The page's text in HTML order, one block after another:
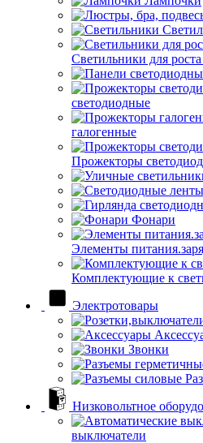
Светильники для
светодиодные
галогенные
Прожекторы
Фонари
Элементы
Комплектующие к
Электротовары
Звонки
Низковольтное
выключатели